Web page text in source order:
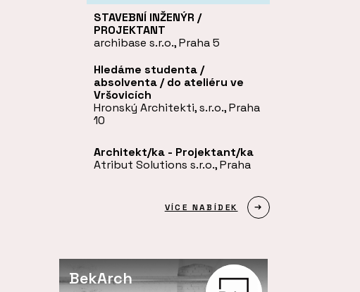
STAVEBNÍ INŽENÝR /
PROJEKTANT
archibase s.r.o., Praha 5
Hledáme studenta /
absolventa / do ateliéru ve
Vršovicích
Hronský Architekti, s.r.o., Praha
10
Architekt/ka - Projektant/ka
Atribut Solutions s.r.o., Praha
VÍCE NABÍDEK
BekArch